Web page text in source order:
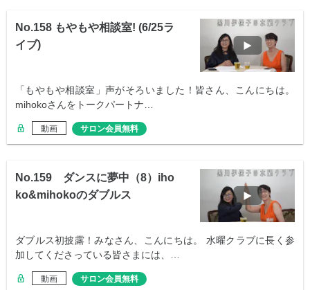
No.158 もやもや相談室! (6/25ラ
イブ)
「もやもや相談室」声がそろいました！皆さん、こんにちは。
mihokoさんをトークパートナ…
動画 サロン会員無料
No.159 ダンスに夢中（8）iho
ko&mihokoのダブルス
ダブルス初披露！みなさん、こんにちは。 水曜クラブに長く参
加してくださっている皆さまには、…
動画 サロン会員無料